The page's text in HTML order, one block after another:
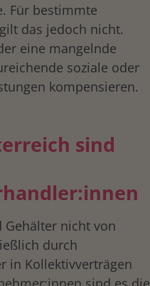
Für bestimmte
das jedoch nicht.
eine mangelnde
soziale oder
kompensieren.
sind
Gehälter nicht von
durch
in Kollektivverträgen